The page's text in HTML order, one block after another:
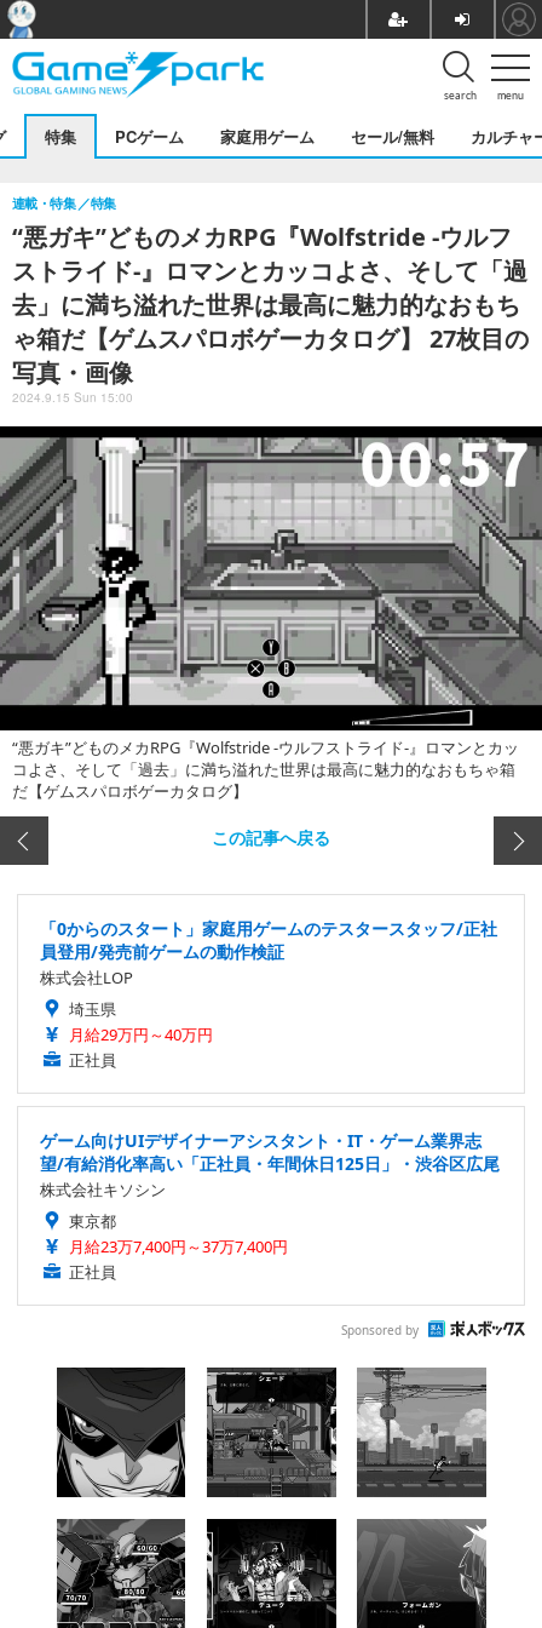
menu
search
特集 PCゲーム 家庭用ゲーム セール/無料 カルチャ
“悪ガキ”どものメカRPG『Wolfstride -ウルフ
ストライド-』ロマンとカッコよさ、そして「過
去」に満ち溢れた世界は最高に魅力的なおもち
ゃ箱だ【ゲムスパロボゲーカタログ】 27枚目の
写真・画像
連載・特集 特集
2024.9.15 Sun 15:00
“悪ガキ”どものメカRPG『Wolfstride -ウルフストライド-』ロマンとカッ
コよさ、そして「過去」に満ち溢れた世界は最高に魅力的なおもちゃ箱
だ【ゲムスパロボゲーカタログ】
この記事へ戻る
「0からのスタート」家庭用ゲームのテスタースタッフ/正社
員登用/発売前ゲームの動作検証
株式会社LOP
埼玉県
月給29万円～40万円
正社員
ゲーム向けUIデザイナーアシスタント・IT・ゲーム業界志
望/有給消化率高い「正社員・年間休日125日」・渋谷区広尾
株式会社キソシン
東京都
月給23万7,400円～37万7,400円
正社員
Sponsored by